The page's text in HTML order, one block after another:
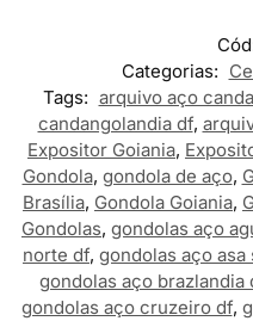
Categorias:
Tags: arquivo aço
candangolandia df,
Expositor Goiania,
Gondola, gondola de aço,
Brasília, Gondola Goiania,
Gondolas, gondolas aço
norte df, gondolas aço asa
gondolas aço brazlandia
gondolas aço cruzeiro df,